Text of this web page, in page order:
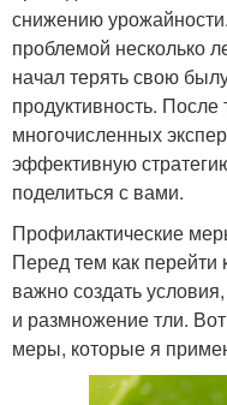
снижению
проблемой несколько
начал терять свою
продуктивность.
многочисленных
эффективную
поделиться с вами.
Профилактические
Перед тем как
важно создать
и размножение тли.
меры, которые я